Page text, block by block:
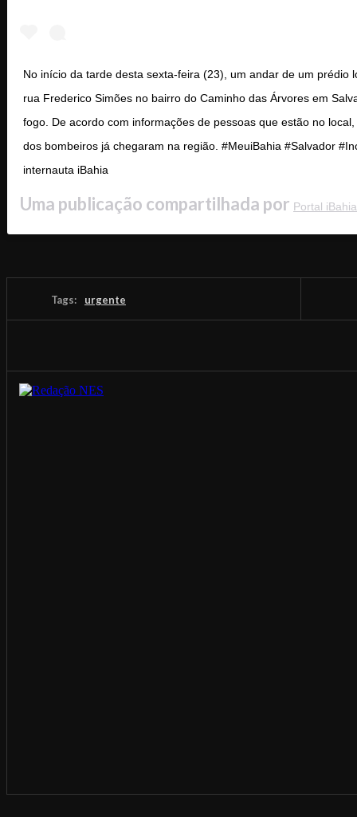
No início da tarde desta sexta-feira (23), um andar de um prédio
rua Frederico Simões no bairro do Caminho das Árvores em
fogo. De acordo com informações de pessoas que estão no
dos bombeiros já chegaram na região. #MeuiBahia #Salvador
internauta iBahia
Uma publicação compartilhada por Portal iBahia
Tags: urgente